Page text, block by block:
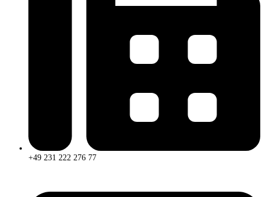
+49 231 222 276 77